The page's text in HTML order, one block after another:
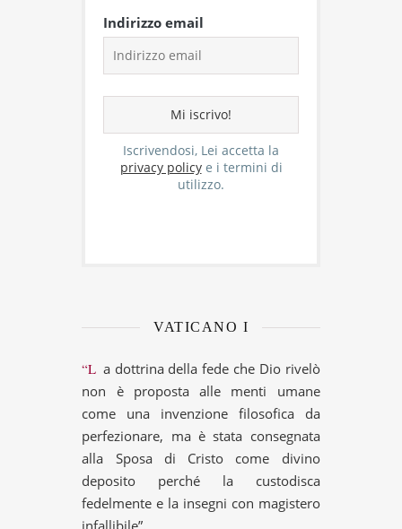
Indirizzo email
Iscrivendosi, Lei accetta la
privacy policye i termini di
utilizzo.
VATICANO I
“La dottrina della fede che Dio rivelò
non è proposta alle menti umane
come una invenzione filosofica da
perfezionare, ma è stata consegnata
alla Sposa di Cristo come divino
deposito perché la custodisca
fedelmente e la insegni con magistero
infallibile”.